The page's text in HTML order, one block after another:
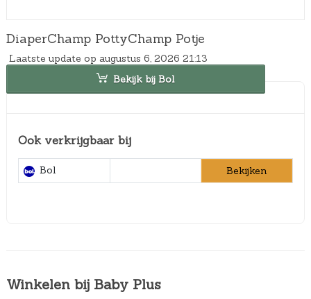
DiaperChamp PottyChamp Potje
Laatste update op augustus 6, 2026 21:13
Bekijk bij Bol
Ook verkrijgbaar bij
Bol Bekijken
Winkelen bij Baby Plus